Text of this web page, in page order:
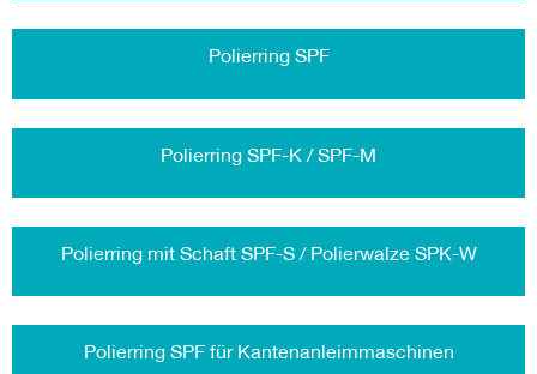
Polierring SPF
Polierring SPF-K / SPF-M
Polierring mit Schaft SPF-S / Polierwalze SPK-W
Polierring SPF für Kantenanleimmaschinen